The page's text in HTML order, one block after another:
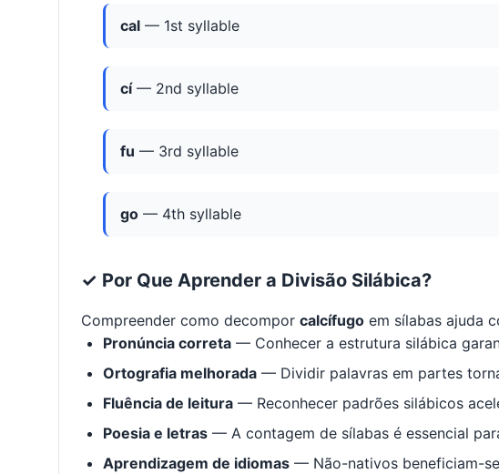
cal — 1st syllable
cí— 2nd syllable
fu — 3rd syllable
go — 4th syllable
✓ Por Que Aprender a Divisão Silábica?
Compreender como decompor calcífugo em sílabas ajuda
Pronúncia correta — Conhecer a estrutura silábica
Ortografia melhorada — Dividir palavras em partes
Fluência de leitura — Reconhecer padrões silábicos
Poesia e letras — A contagem de sílabas é essencial
Aprendizagem de idiomas — Não-nativos beneficiam-